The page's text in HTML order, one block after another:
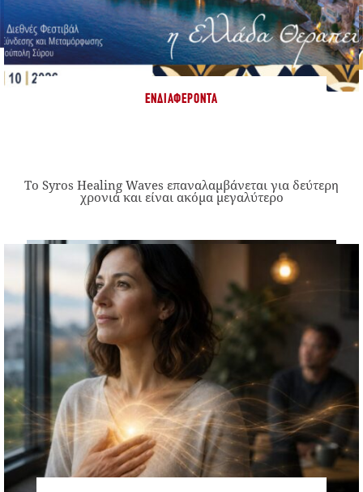
ΕΝΔΙΑΦΈΡΟΝΤΑ
Το Syros Healing Waves επαναλαμβάνεται για δεύτερη
χρονιά και είναι ακόμα μεγαλύτερο